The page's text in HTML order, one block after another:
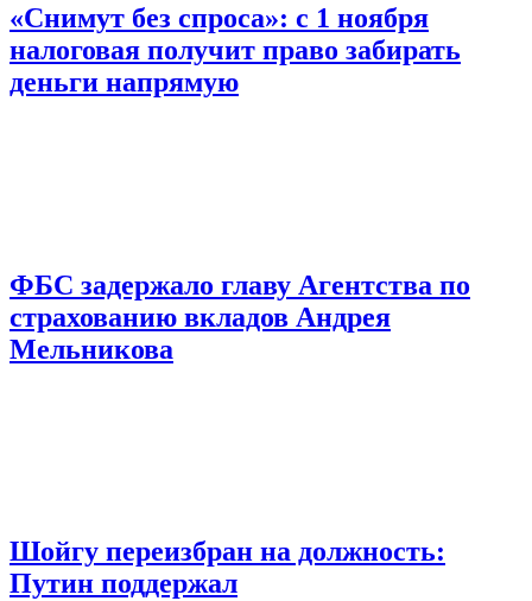
«Снимут без спроса»: с 1 ноября
налоговая получит право забирать
деньги напрямую
ФБС задержало главу Агентства по
страхованию вкладов Андрея
Мельникова
Шойгу переизбран на должность:
Путин поддержал